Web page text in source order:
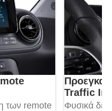
των remote
Traffic
Φυσικά δεν